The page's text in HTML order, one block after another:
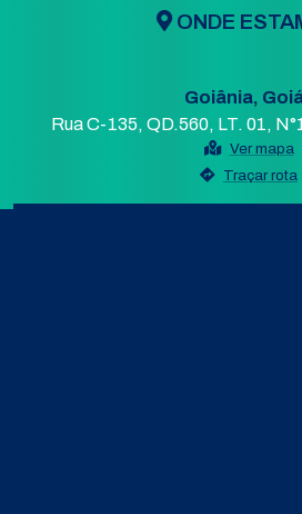
ONDE
Goiânia,
Rua C-135, QD.560, LT. 01,
Ver mapa
Traçar rota